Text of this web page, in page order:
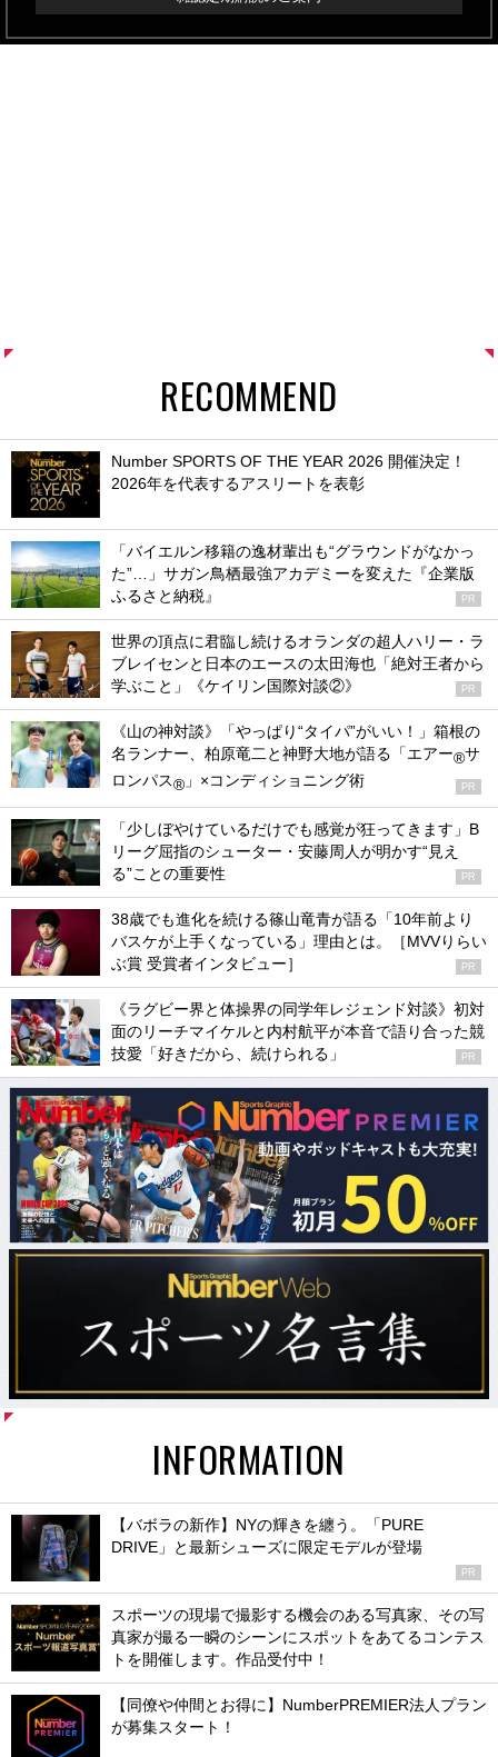
RECOMMEND
Number SPORTS OF THE YEAR 2026 開催決定！
2026年を代表するアスリートを表彰
「バイエルン移籍の逸材輩出も“グラウンドがなかっ
た”…」サガン鳥栖最強アカデミーを変えた『企業版
ふるさと納税』
PR
世界の頂点に君臨し続けるオランダの超人ハリー・ラ
ブレイセンと日本のエースの太田海也「絶対王者から
学ぶこと」《ケイリン国際対談②》
PR
《山の神対談》「やっぱり“タイパ”がいい！」箱根の
名ランナー、柏原竜二と神野大地が語る「エアー®サ
ロンパス® 」×コンディショニング術 PR
「少しぼやけているだけでも感覚が狂ってきます」B
リーグ屈指のシューター・安藤周人が明かす“見え
る”ことの重要性
PR
38歳でも進化を続ける篠山竜青が語る「10年前より
バスケが上手くなっている」理由とは。［MVVりらい
ぶ賞 受賞者インタビュー］
PR
《ラグビー界と体操界の同学年レジェンド対談》初対
面のリーチマイケルと内村航平が本音で語り合った競
技愛「好きだから、続けられる」
PR
INFORMATION
【バボラの新作】NYの輝きを纏う。「PURE
DRIVE」と最新シューズに限定モデルが登場
PR
スポーツの現場で撮影する機会のある写真家、その写
真家が撮る一瞬のシーンにスポットをあてるコンテス
トを開催します。作品受付中！
【同僚や仲間とお得に】NumberPREMIER法人プラン
が募集スタート！